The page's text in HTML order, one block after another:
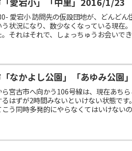
愛宕小 訪問先の仮設団地が、どんど
う状況になり、数少なくなっている現在
。それはそれで、しょっちゅうお会いで
なかよし公園」「あゆみ公園
宮古市へ向かう106号線は、現在あち
はずが2時間みないといけない状態です
こう同時多発的にやらなくてはいけない